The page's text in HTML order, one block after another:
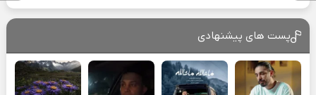
پست های پیشنهادی